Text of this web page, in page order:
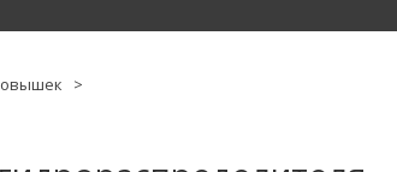
>